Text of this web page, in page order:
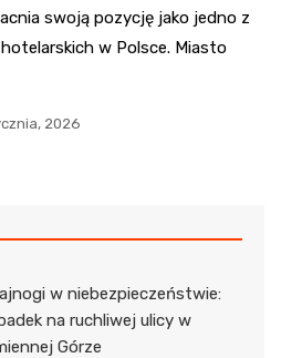
swoją pozycję jako jedno z
w Polsce. Miasto
2026
w niebezpieczeństwie:
na ruchliwej ulicy w
Górze